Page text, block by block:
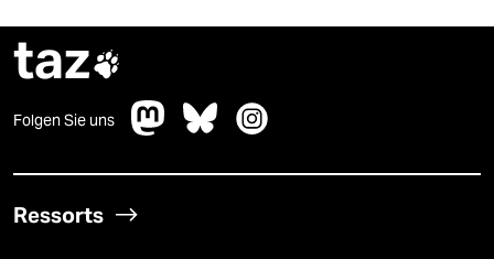
taz
Folgen Sie uns
Ressorts